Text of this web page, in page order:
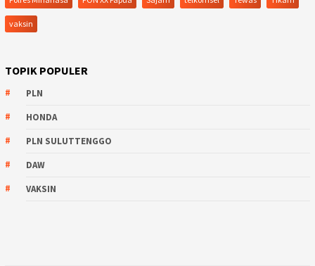
vaksin
TOPIK POPULER
PLN
HONDA
PLN SULUTTENGGO
DAW
VAKSIN